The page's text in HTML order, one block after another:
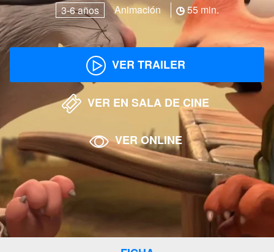
3-6 años
Animación 55 min.
VER TRAILER
VER EN SALA DE CINE
VER ONLINE